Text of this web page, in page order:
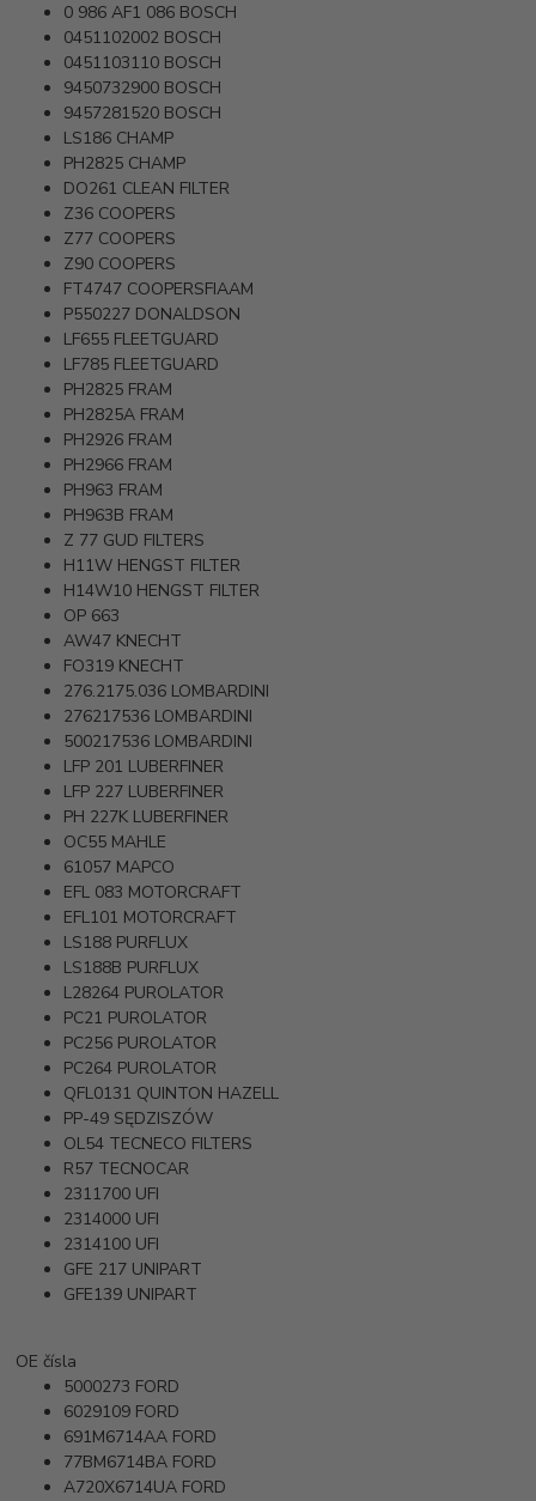
0 986 AF1 086 BOSCH
0451102002 BOSCH
0451103110 BOSCH
9450732900 BOSCH
9457281520 BOSCH
LS186 CHAMP
PH2825 CHAMP
DO261 CLEAN FILTER
Z36 COOPERS
Z77 COOPERS
Z90 COOPERS
FT4747 COOPERSFIAAM
P550227 DONALDSON
LF655 FLEETGUARD
LF785 FLEETGUARD
PH2825 FRAM
PH2825A FRAM
PH2926 FRAM
PH2966 FRAM
PH963 FRAM
PH963B FRAM
Z 77 GUD FILTERS
H11W HENGST FILTER
H14W10 HENGST FILTER
OP 663
AW47 KNECHT
FO319 KNECHT
276.2175.036 LOMBARDINI
276217536 LOMBARDINI
500217536 LOMBARDINI
LFP 201 LUBERFINER
LFP 227 LUBERFINER
PH 227K LUBERFINER
OC55 MAHLE
61057 MAPCO
EFL 083 MOTORCRAFT
EFL101 MOTORCRAFT
LS188 PURFLUX
LS188B PURFLUX
L28264 PUROLATOR
PC21 PUROLATOR
PC256 PUROLATOR
PC264 PUROLATOR
QFL0131 QUINTON HAZELL
PP-49 SĘDZISZÓW
OL54 TECNECO FILTERS
R57 TECNOCAR
2311700 UFI
2314000 UFI
2314100 UFI
GFE 217 UNIPART
GFE139 UNIPART
OE čísla
5000273 FORD
6029109 FORD
691M6714AA FORD
77BM6714BA FORD
A720X6714UA FORD